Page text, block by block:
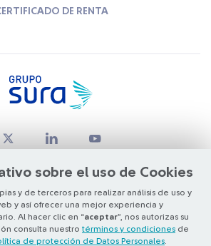
sobre el uso de Cookies
y de terceros para realizar análisis de uso y
y así ofrecer una mejor experiencia y
Al hacer clic en “aceptar”, nos autorizas su
consulta nuestro términos y condiciones de
de protección de Datos Personales
DE RENTA
Grupo SURA 2026